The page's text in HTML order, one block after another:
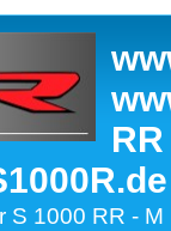
1000 RR -